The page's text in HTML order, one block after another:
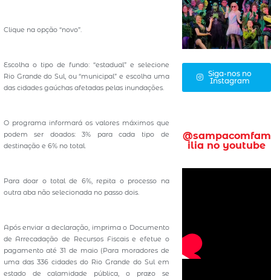
Clique na opção “novo”.
Escolha o tipo de fundo: “estadual” e selecione
Rio Grande do Sul, ou “municipal” e escolha uma
das cidades gaúchas afetadas pelas inundações.
O programa informará os valores máximos que
podem ser doados: 3% para cada tipo de
destinação e 6% no total.
Para doar o total de 6%, repita o processo na
outra aba não selecionada no passo dois.
Após enviar a declaração, imprima o Documento
de Arrecadação de Recursos Fiscais e efetue o
pagamento até 31 de maio (Para moradores de
uma das 336 cidades do Rio Grande do Sul em
estado de calamidade pública, o prazo se
Siga-nos no
Instagram
@sampacomfam
ilia no youtube